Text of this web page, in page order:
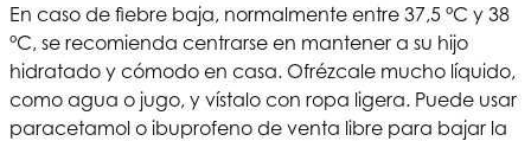
En caso de fiebre baja, normalmente entre 37,5 °C y 38
°C, se recomienda centrarse en mantener a su hijo
hidratado y cómodo en casa. Ofrézcale mucho líquido,
como agua o jugo, y vístalo con ropa ligera. Puede usar
paracetamol o ibuprofeno de venta libre para bajar la